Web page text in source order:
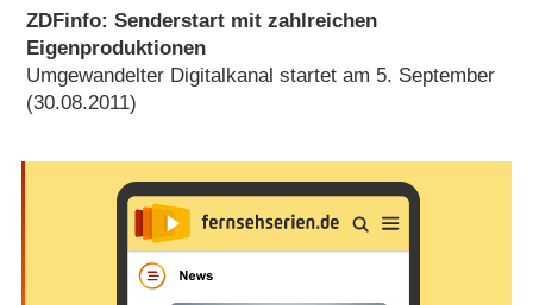
ZDFinfo: Senderstart mit zahlreichen
Eigenproduktionen
Umgewandelter Digitalkanal startet am 5. September
(30.08.2011)